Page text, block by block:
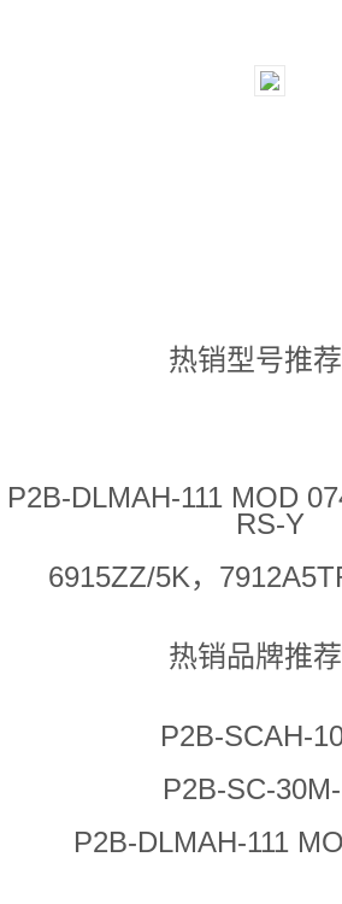
热销型号推荐
P2B-DLMAH-111 MOD
RS-Y
6915ZZ/5K，
热销品牌推荐
P2B-SCAH-
P2B-SC-
P2B-DLMAH-111